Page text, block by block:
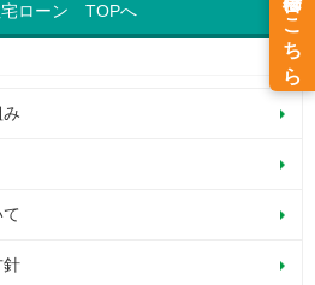
ローン TOPへ
針